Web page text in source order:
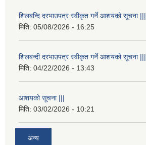
शिलबन्दि दरभाउपत्र स्वीकृत गर्ने आशयको सूचना |||
मिति: 05/08/2026 - 16:25
शिलबन्दी दरभाउपत्र स्वीकृत गर्ने आशयको सूचना |||
मिति: 04/22/2026 - 13:43
आशयको सूचना |||
मिति: 03/02/2026 - 10:21
अन्य